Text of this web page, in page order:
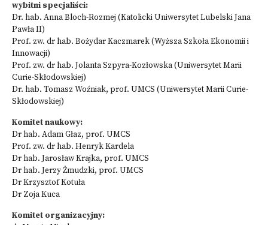
wybitni specjaliści:
Dr. hab. Anna Bloch-Rozmej (Katolicki Uniwersytet Lubelski Jana
Pawła II)
Prof. zw. dr hab. Bożydar Kaczmarek (Wyższa Szkoła Ekonomii i
Innowacji)
Prof. zw. dr hab. Jolanta Szpyra-Kozłowska (Uniwersytet Marii
Curie-Skłodowskiej)
Dr. hab. Tomasz Woźniak, prof. UMCS (Uniwersytet Marii Curie-
Skłodowskiej)
Komitet naukowy:
Dr hab. Adam Głaz, prof. UMCS
Prof. zw. dr hab. Henryk Kardela
Dr hab. Jarosław Krajka, prof. UMCS
Dr hab. Jerzy Żmudzki, prof. UMCS
Dr Krzysztof Kotuła
Dr Zoja Kuca
Komitet organizacyjny: